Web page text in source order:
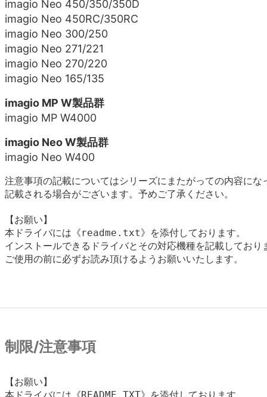
imagio Neo 450/350/350D
imagio Neo 450RC/350RC
imagio Neo 300/250
imagio Neo 271/221
imagio Neo 270/220
imagio Neo 165/135
imagio MP W製品群
imagio MP W4000
imagio Neo W製品群
imagio Neo W400
注意事項の記載についてはシリーズにまたがっての内容に
記載される場合がございます。予めご了承ください。
【お願い】
本ドライバには《readme.txt》を添付しております。
インストールできるドライバとその対応機種を記載しており
ご使用の前に必ずお読み頂けるようお願いいたします。
制限/注意事項
【お願い】